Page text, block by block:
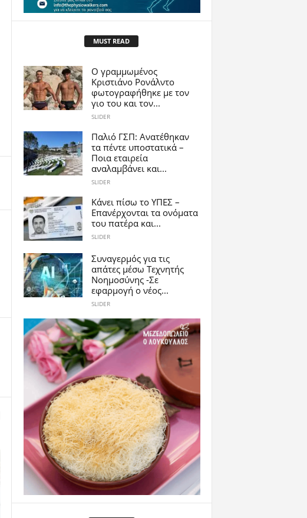
MUST READ
Ο γραμμωμένος
Κριστιάνο Ρονάλντο
φωτογραφήθηκε με τον
γιο του και τον...
SLIDER
Παλιό ΓΣΠ: Ανατέθηκαν
τα πέντε υποστατικά –
Ποια εταιρεία
αναλαμβάνει και...
SLIDER
Κάνει πίσω το ΥΠΕΣ –
Επανέρχονται τα ονόματα
του πατέρα και...
SLIDER
Συναγερμός για τις
απάτες μέσω Τεχνητής
Νοημοσύνης -Σε
εφαρμογή ο νέος...
SLIDER